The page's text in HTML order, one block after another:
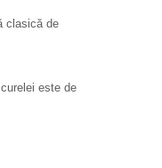
clasică de
este de